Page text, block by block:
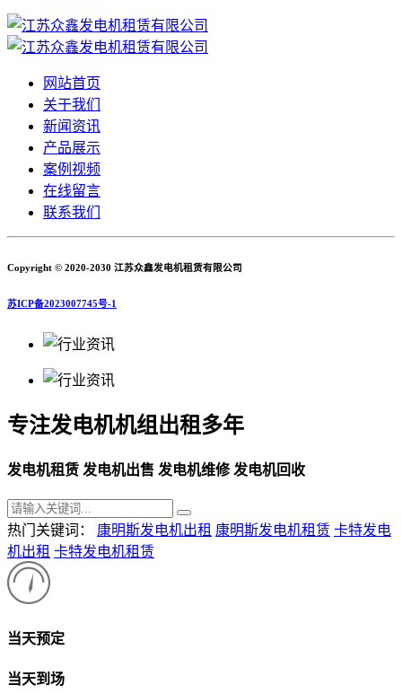
网站首页
关于我们
新闻资讯
产品展示
案例视频
在线留言
联系我们
Copyright © 2020-2030 江苏众鑫发电机租赁有限公司
苏ICP备2023007745号-1
专注发电机机组出租多年
发电机租赁 发电机出售 发电机维修 发电机回收
热门关键词： 康明斯发电机出租 康明斯发电机租赁 卡特发电
机出租 卡特发电机租赁
当天预定
当天到场